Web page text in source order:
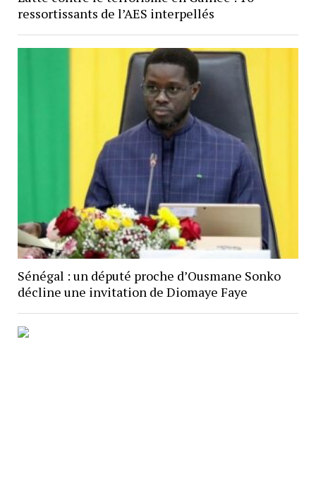
ressortissants de l’AES interpellés
Sénégal : un député proche d’Ousmane Sonko
décline une invitation de Diomaye Faye